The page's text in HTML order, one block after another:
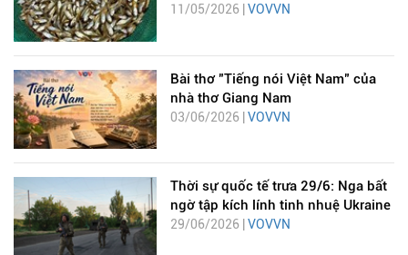
11/05/2026 | VOVVN
Bài thơ "Tiếng nói Việt Nam" của
nhà thơ Giang Nam
03/06/2026 | VOVVN
Thời sự quốc tế trưa 29/6: Nga bất
ngờ tập kích lính tinh nhuệ Ukraine
29/06/2026 | VOVVN